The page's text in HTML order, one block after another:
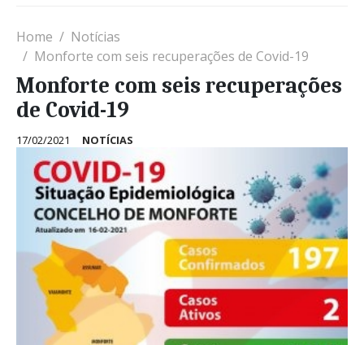
Home
Notícias
Monforte com seis recuperações de Covid-19
Monforte com seis recuperações
de Covid-19
17/02/2021 NOTÍCIAS